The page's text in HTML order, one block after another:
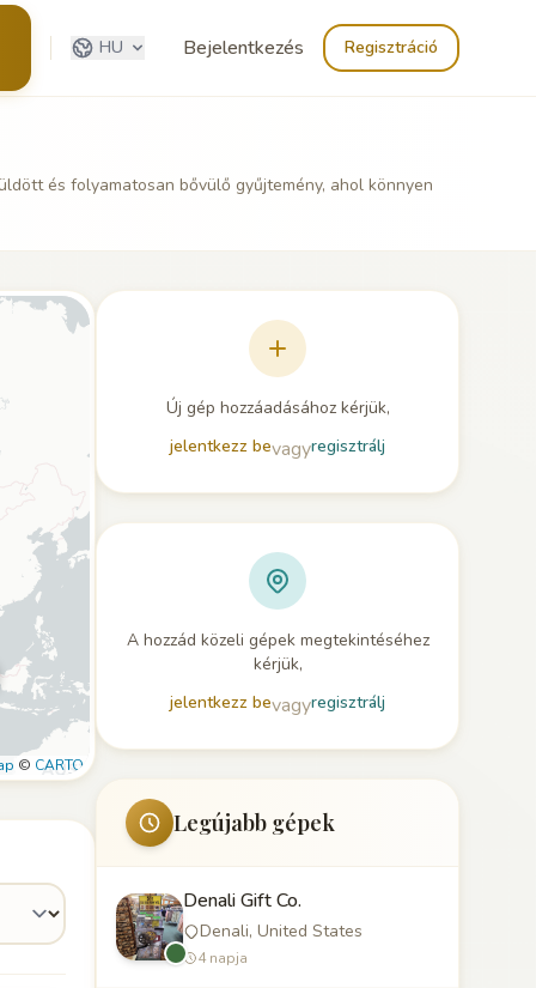
HU Bejelentkezés Regisztráció
és folyamatosan bővülő gyűjtemény, ahol könnyen
© CARTO
Új gép hozzáadásához kérjük,
jelentkezz bevagyregisztrálj
A hozzád közeli gépek megtekintéséhez
kérjük,
jelentkezz bevagyregisztrálj
Legújabb gépek
Denali Gift Co.
Denali, United States
4 napja